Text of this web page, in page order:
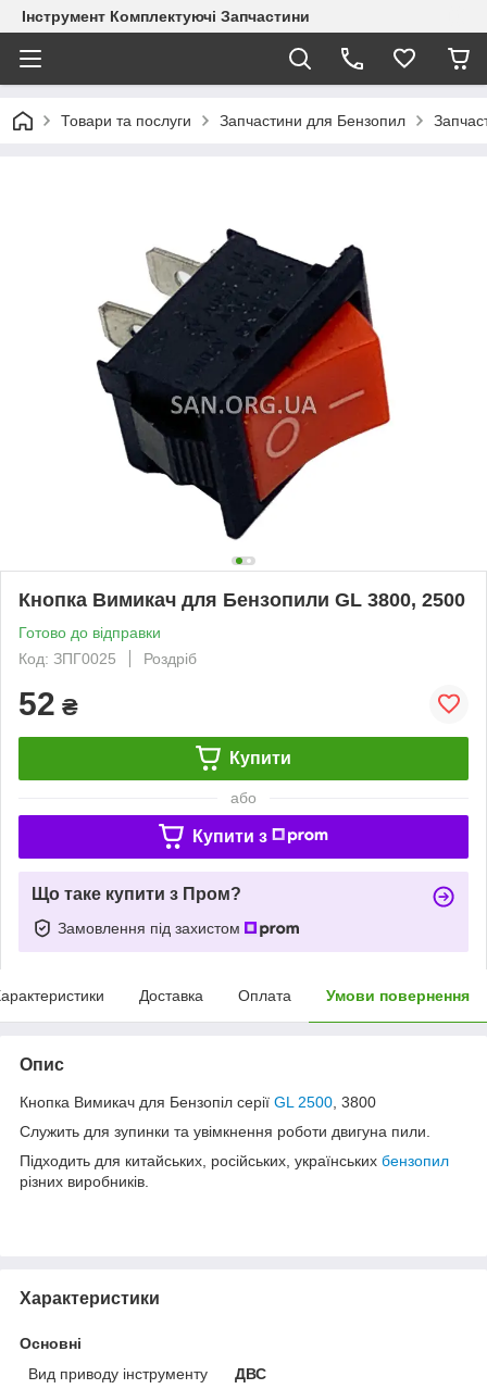
Інструмент Комплектуючі Запчастини
Товари та послуги Запчастини для Бензопил
Кнопка Вимикач для Бензопили GL 3800, 2500
Готово до відправки
Код: ЗПГ0025
Роздріб
52 ₴
Купити
або
Купити з
Що таке купити з Пром?
Замовлення під захистом
Доставка Оплата Умови повернення
Опис
Кнопка Вимикач для Бензопіл серії GL 2500 , 3800
Служить для зупинки та увімкнення роботи двигуна пили.
Підходить для китайських, російських, українських бензопил
різних виробників.
Характеристики
Основні
Вид приводу інструменту
ДВС